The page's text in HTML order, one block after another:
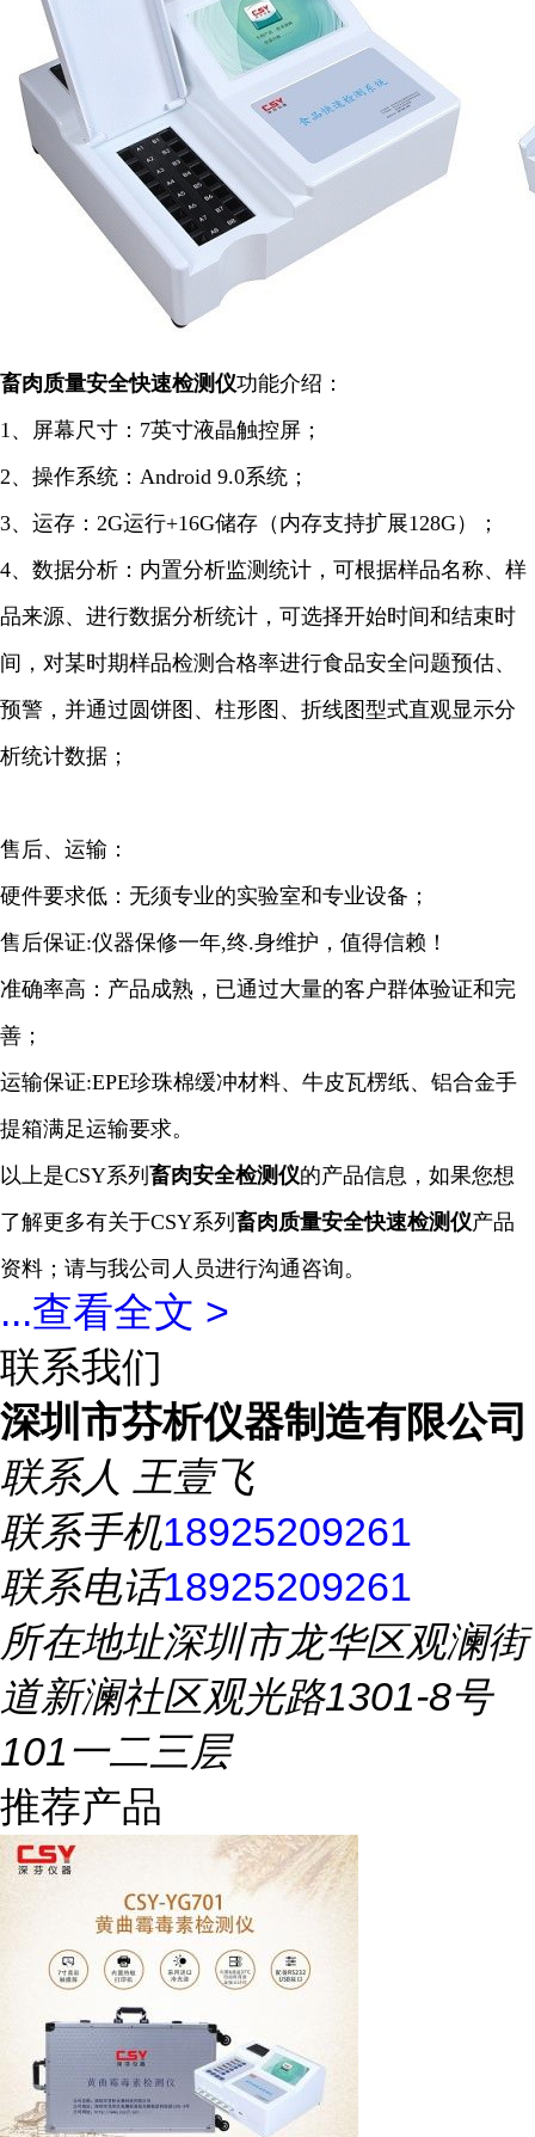
畜肉质量安全快速检测仪功能介绍：
1、屏幕尺寸：7英寸液晶触控屏；
2、操作系统：Android 9.0系统；
3、运存：2G运行+16G储存（内存支持扩展128G）；
4、数据分析：内置分析监测统计，可根据样品名称、样
品来源、进行数据分析统计，可选择开始时间和结束时
间，对某时期样品检测合格率进行食品安全问题预估、
预警，并通过圆饼图、柱形图、折线图型式直观显示分
析统计数据；
售后、运输：
硬件要求低：无须专业的实验室和专业设备；
售后保证:仪器保修一年,终.身维护，值得信赖！
准确率高：产品成熟，已通过大量的客户群体验证和完
善；
运输保证:EPE珍珠棉缓冲材料、牛皮瓦楞纸、铝合金手
提箱满足运输要求。
以上是CSY系列 畜肉安全检测仪的产品信息，如果您想
了解更多有关于CSY系列 畜肉质量安全快速检测仪产品
资料；请与我公司人员进行沟通咨询。
...查看全文 >
联系我们
深圳市芬析仪器制造有限公司
联系人 王壹飞
联系手机18925209261
联系电话18925209261
所在地址深圳市龙华区观澜街
道新澜社区观光路1301-8号
101一二三层
推荐产品